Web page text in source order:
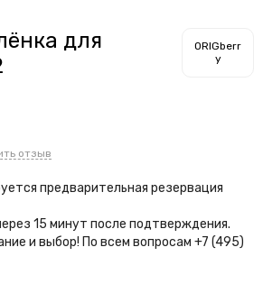
для
ORIGberr
y
отзыв
предварительная резервация
15 минут после подтверждения.
и выбор! По всем вопросам +7 (495)